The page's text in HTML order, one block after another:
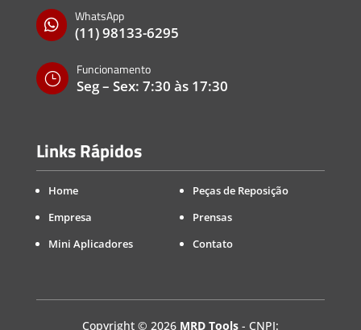

WhatsApp
(11) 98133-6295
}
Funcionamento
Seg – Sex: 7:30 às 17:30
Links Rápidos
Home
Empresa
Mini Aplicadores
Peças de Reposição
Prensas
Contato
Copyright © 2026 MRD Tools- CNPJ: